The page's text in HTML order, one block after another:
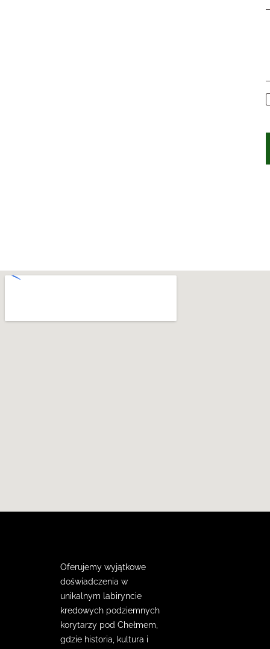
Oferujemy wyjątkowe
doświadczenia w
unikalnym labiryncie
kredowych podziemnych
korytarzy pod Chełmem,
gdzie historia, kultura i